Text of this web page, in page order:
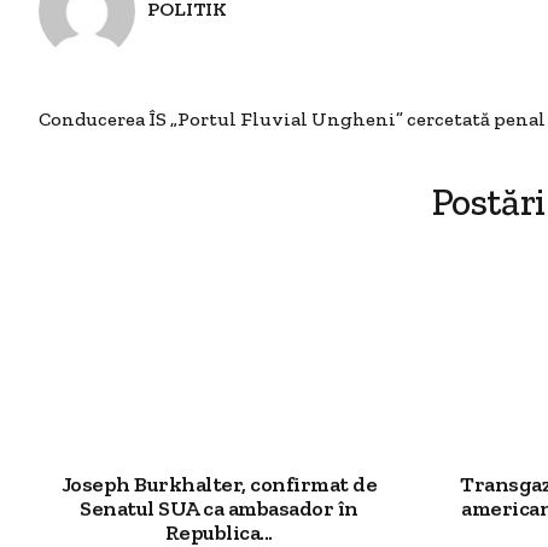
POLITIK
Conducerea ÎS „Portul Fluvial Ungheni” cercetată penal
Joseph Burkhalter, confirmat de
Senatul SUA ca ambasador în
Republica...